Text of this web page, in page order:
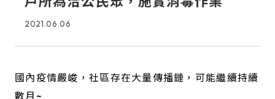
2021.06.06
國內疫情嚴峻，社區存在大量傳播鏈，可能繼續持續
數月~